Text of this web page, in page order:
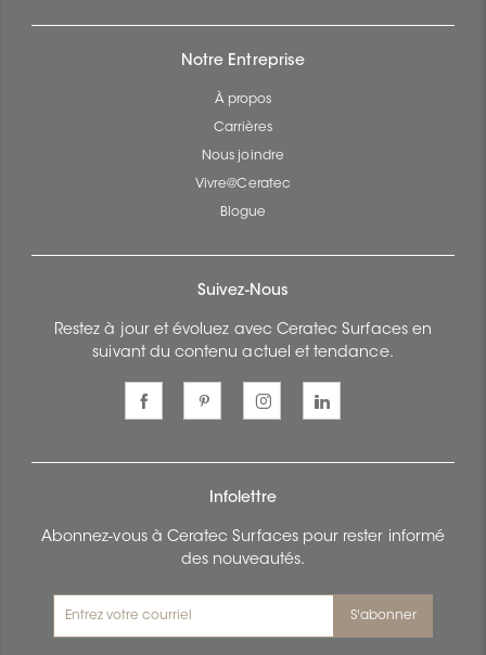
Notre Entreprise
À propos
Carrières
Nous joindre
Vivre@Ceratec
Blogue
Suivez-Nous
Restez à jour et évoluez avec Ceratec Surfaces en
suivant du contenu actuel et tendance.
Infolettre
Abonnez-vous à Ceratec Surfaces pour rester informé
des nouveautés.
S'abonner